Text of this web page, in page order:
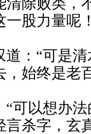
一股力量呢
：“可是
，始终是老
可以想办
言杀字，玄